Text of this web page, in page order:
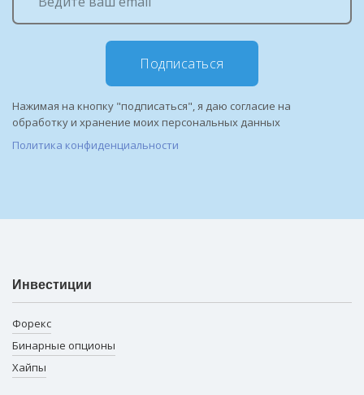
Подписаться
Нажимая на кнопку "подписаться", я даю согласие на
обработку и хранение моих персональных данных
Политика конфиденциальности
Инвестиции
Форекс
Бинарные опционы
Хайпы